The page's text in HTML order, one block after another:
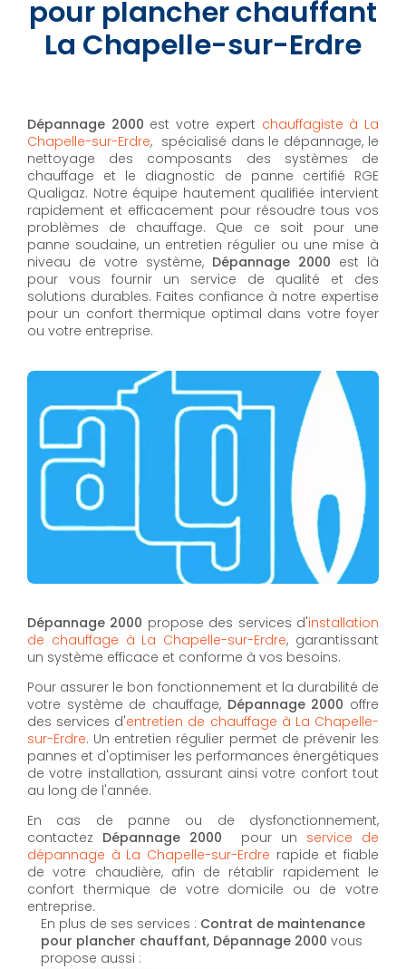
pour plancher chauffant
La Chapelle-sur-Erdre
Dépannage 2000 est votre expert chauffagiste à La
Chapelle-sur-Erdre, spécialisé dans le dépannage, le
nettoyage des composants des systèmes de
chauffage et le diagnostic de panne certifié RGE
Qualigaz. Notre équipe hautement qualifiée intervient
rapidement et efficacement pour résoudre tous vos
problèmes de chauffage. Que ce soit pour une
panne soudaine, un entretien régulier ou une mise à
niveau de votre système, Dépannage 2000 est là
pour vous fournir un service de qualité et des
solutions durables. Faites confiance à notre expertise
pour un confort thermique optimal dans votre foyer
ou votre entreprise.
Dépannage 2000 propose des services d'installation
de chauffage à La Chapelle-sur-Erdre, garantissant
un système efficace et conforme à vos besoins.
Pour assurer le bon fonctionnement et la durabilité de
votre système de chauffage, Dépannage 2000 offre
des services d'entretien de chauffage à La Chapelle-
sur-Erdre. Un entretien régulier permet de prévenir les
pannes et d'optimiser les performances énergétiques
de votre installation, assurant ainsi votre confort tout
au long de l'année.
En cas de panne ou de dysfonctionnement,
contactez Dépannage 2000 pour un service de
dépannage à La Chapelle-sur-Erdre rapide et fiable
de votre chaudière, afin de rétablir rapidement le
confort thermique de votre domicile ou de votre
entreprise.
En plus de ses services : Contrat de maintenance
pour plancher chauffant, Dépannage 2000 vous
propose aussi :